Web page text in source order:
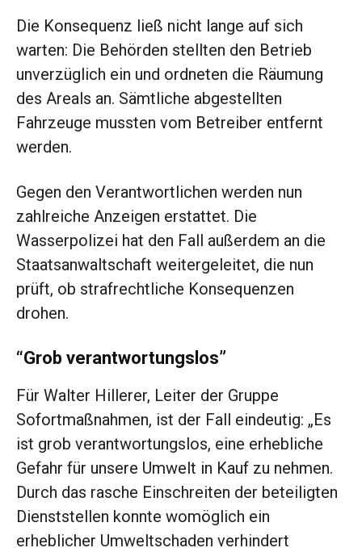
Die Konsequenz ließ nicht lange auf sich
warten: Die Behörden stellten den Betrieb
unverzüglich ein und ordneten die Räumung
des Areals an. Sämtliche abgestellten
Fahrzeuge mussten vom Betreiber entfernt
werden.
Gegen den Verantwortlichen werden nun
zahlreiche Anzeigen erstattet. Die
Wasserpolizei hat den Fall außerdem an die
Staatsanwaltschaft weitergeleitet, die nun
prüft, ob strafrechtliche Konsequenzen
drohen.
“Grob verantwortungslos”
Für Walter Hillerer, Leiter der Gruppe
Sofortmaßnahmen, ist der Fall eindeutig: „Es
ist grob verantwortungslos, eine erhebliche
Gefahr für unsere Umwelt in Kauf zu nehmen.
Durch das rasche Einschreiten der beteiligten
Dienststellen konnte womöglich ein
erheblicher Umweltschaden verhindert